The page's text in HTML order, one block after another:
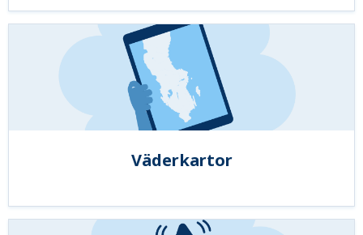
Väderkartor